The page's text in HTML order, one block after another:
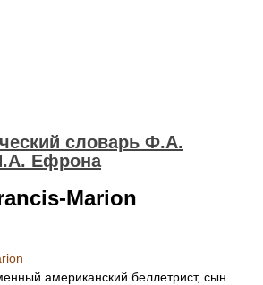
словарь Ф.А.
Ефрона
Marion
американский беллетрист, сын